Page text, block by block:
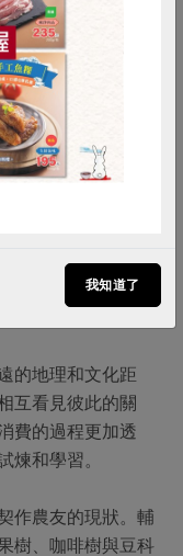
後，飛往印尼當了
情，決定成立雨
直接幫助印尼人
國財團著眼於市場
，大量砍伐雨林，
個大安森林公
到合理的收購價，
的地理和文化距
互看見彼此的關
費的過程更加透
煉和學習。
作農友的現狀。輔
樹、咖啡樹與豆科
我知道了